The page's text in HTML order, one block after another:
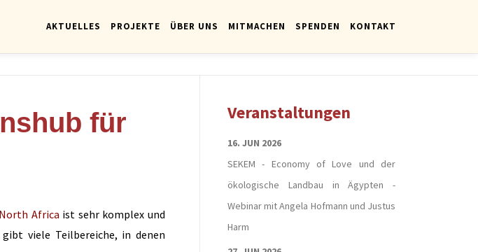
AKTUELLES PROJEKTE ÜBER UNS MITMACHEN SPENDEN KONTAKT
für
Africa ist sehr komplex und
viele Teilbereiche, in denen
Veranstaltungen
16. JUN 2026
SEKEM - Economy of Love und der
ökologische Landbau in Ägypten -
Webinar mit Angela Hofmann und Justus
Harm